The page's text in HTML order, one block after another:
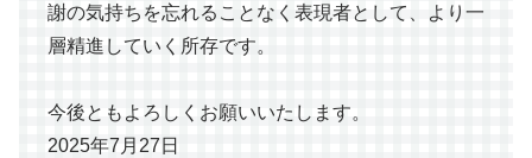
謝の気持ちを忘れることなく表現者として、より一
層精進していく所存です。
今後ともよろしくお願いいたします。
2025年7月27日